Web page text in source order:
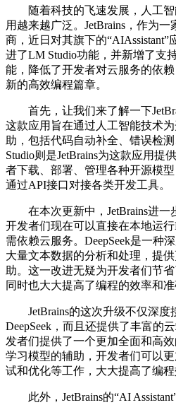
随着科技的飞速发展，人工智
用越来越广泛。JetBrains，作为
商，近日对其旗下的
进了LM Studio功能，并新增了支
能，降低了开发者对云服务的依
新的高效编程篇章。
首先，让我们来了解一下
这款应用旨在通过人工智能技术
助，包括代码自动补全、错误检
Studio则是JetBrains为这款应用提
者下载、部署、管理各种开源模
通过API接口对接各类开发工具。
在本次更新中，JetBrains进一
开发者们现在可以直接在本地运行
需依赖云服务。DeepSeek是一种
大量文本数据的分析和处理，提
助。这一改进无疑为开发者们节
同时也大大提高了编程的效率和准
JetBrains的这次升级不仅深度
DeepSeek，而且还提供了丰富的
发者们提供了一个更加全面和高
学习模型的辅助，开发者们可以
试和优化等工作，大大提高了编程
此外，JetBrains的“AI